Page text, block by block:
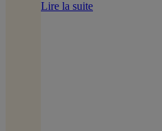
Lire la suite